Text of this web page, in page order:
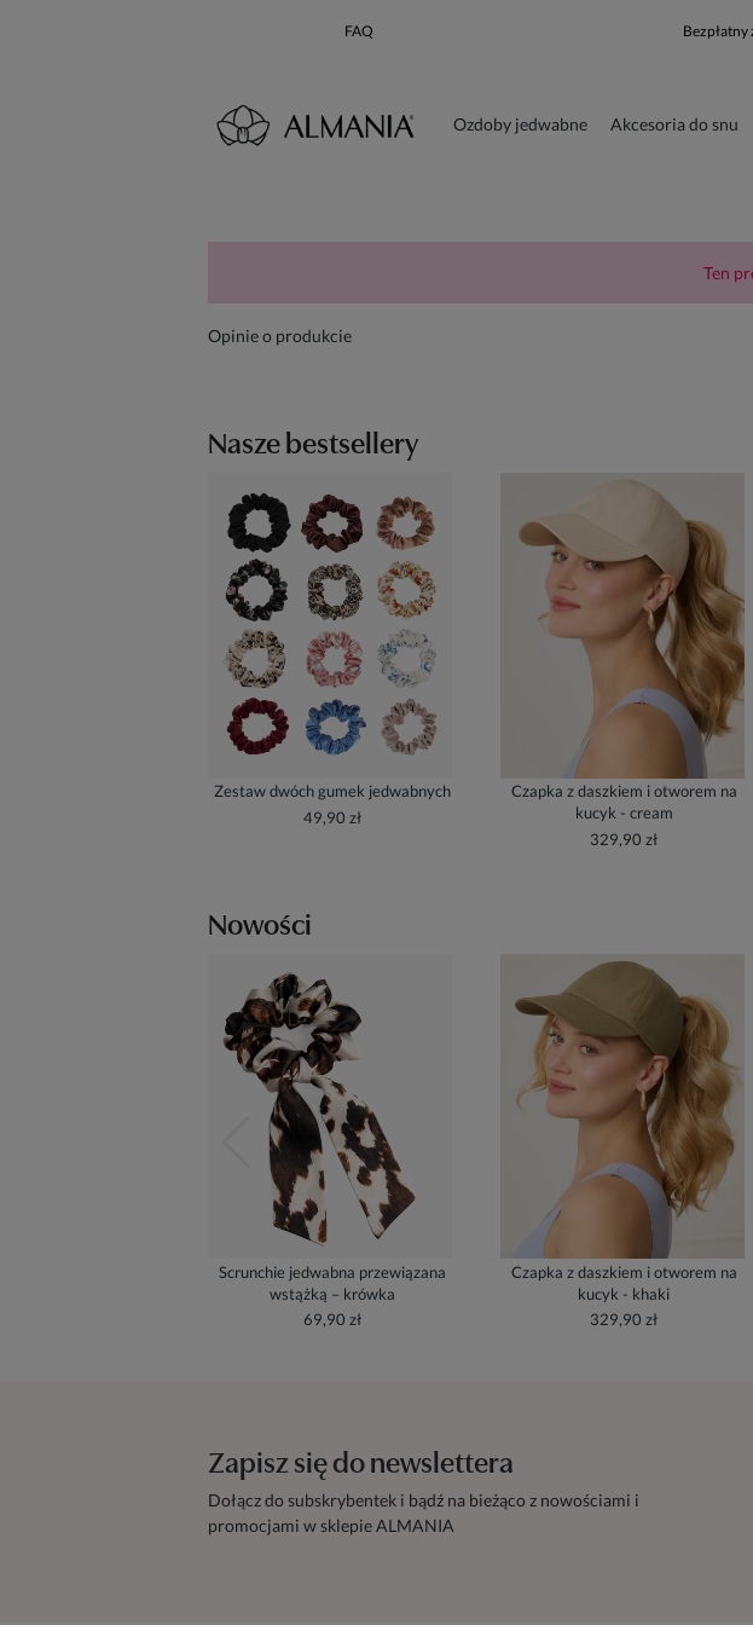
FAQ
Ozdoby jedwabne Akcesoria do snu
Ten
Opinie o produkcie
Nasze bestsellery
Zestaw dwóch gumek jedwabnych
49,90 zł
Czapka z daszkiem i otworem na
kucyk - cream
329,90 zł
Nowości
Scrunchie jedwabna przewiązana
wstążką – krówka
69,90 zł
Czapka z daszkiem i otworem na
kucyk - khaki
329,90 zł
Zapisz się do newslettera
Dołącz do subskrybentek i bądź na bieżąco z nowościami i
promocjami w sklepie ALMANIA